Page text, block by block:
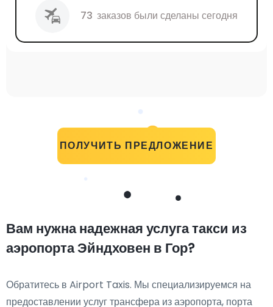
73 заказов были сделаны сегодня
ПОЛУЧИТЬ ПРЕДЛОЖЕНИЕ
Вам нужна надежная услуга такси из
аэропорта Эйндховен в Гор?
Обратитесь в Airport Taxis. Мы специализируемся на
предоставлении услуг трансфера из аэропорта, порта